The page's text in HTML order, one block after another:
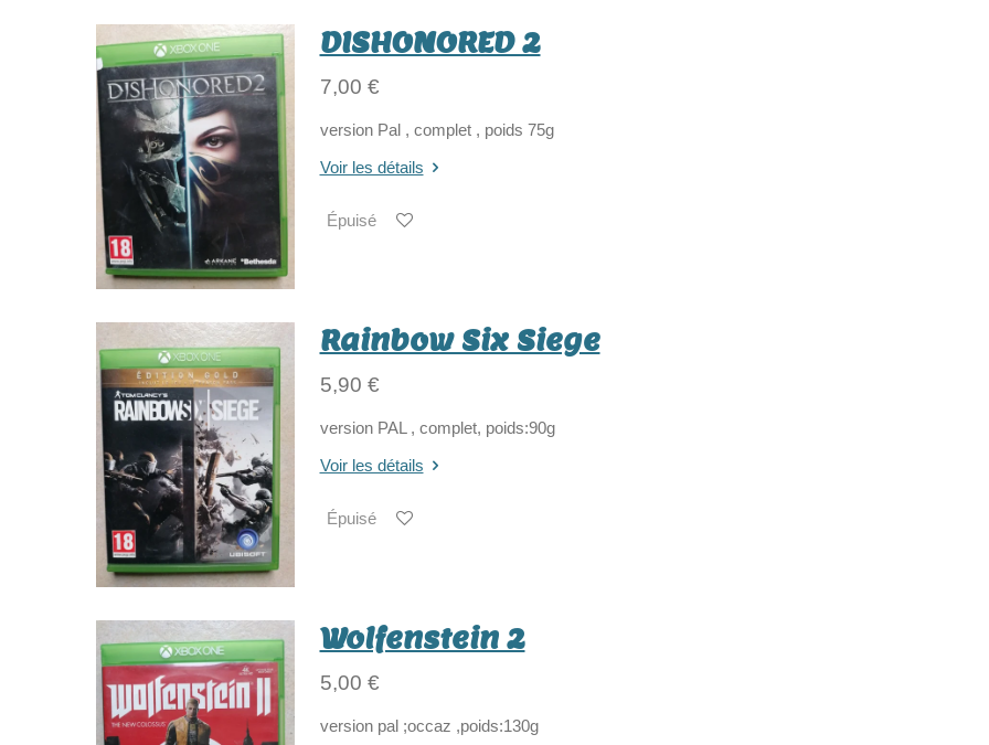
DISHONORED 2
7,00 €
version Pal , complet , poids 75g
Voir les détails
Épuisé
Rainbow Six Siege
5,90 €
version PAL , complet, poids:90g
Voir les détails
Épuisé
Wolfenstein 2
5,00 €
version pal ;occaz ,poids:130g